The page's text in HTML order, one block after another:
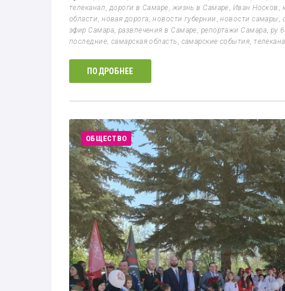
телеканал, дороги в Самаре, жизнь в Самаре, Иван Носков ,
области,новая дорога,новости губернии ,новости самары ,
эфир Самара, развлечения в Самаре, репортажи Самара, ру
последние, самарская область, самарские события,
ПОДРОБНЕЕ
ОБЩЕСТВО